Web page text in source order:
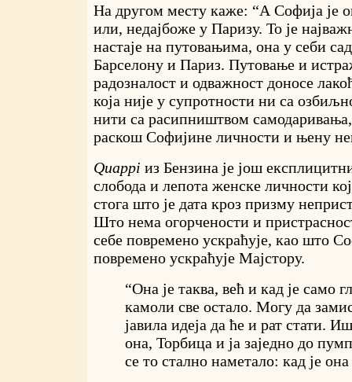
На другом месту каже: “А Софија је
или, недајбоже у Паризу. То је
настаје на путовањима, она у себи
Барселону и Париз. Путовање и
радозналост и одважност доносе
која није у супротности ни са
нити са расипништвом
раскош Софијине личности и њену
Quappi из Бензина је још
слобода и лепота женске личности
стога што је дата кроз призму
Што нема огорчености и
себе повремено ускраћује, као што
повремено ускраћује Мајстору.
“Она је таква, већ и кад је само
камоли све остало. Могу да
јавила идеја да ће и рат стати.
она, Торбица и ја заједно до
се то стално наметало: кад је она